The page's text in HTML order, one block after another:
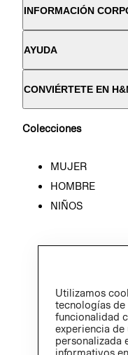
INFORMACIÓN
AYUDA
CONVIÉRTETE EN
Colecciones
MUJER
HOMBRE
NIÑOS
Utilizamos
tecnologías
funcionalidad
experiencia
personalizada
informativos